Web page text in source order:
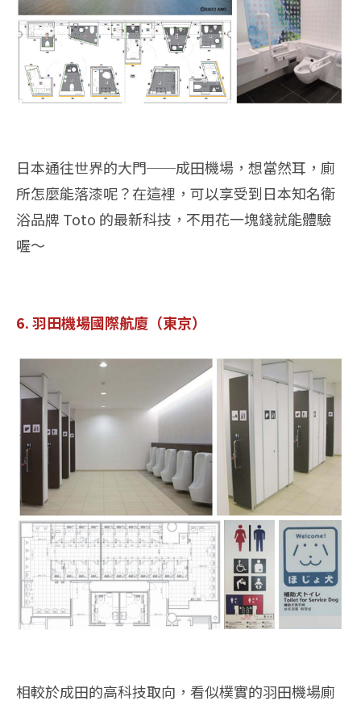
日本通往世界的大門──成田機場，想當然耳，廁
所怎麼能落漆呢？在這裡，可以享受到日本知名衛
浴品牌 Toto 的最新科技，不用花一塊錢就能體驗
喔～
6. 羽田機場國際航廈（東京）
相較於成田的高科技取向，看似樸實的羽田機場廁